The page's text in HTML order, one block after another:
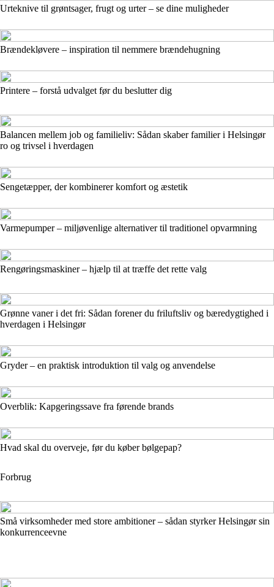
Urteknive til grøntsager, frugt og urter – se dine muligheder
Brændekløvere – inspiration til nemmere brændehugning
Printere – forstå udvalget før du beslutter dig
Balancen mellem job og familieliv: Sådan skaber familier i Helsingør
ro og trivsel i hverdagen
Sengetæpper, der kombinerer komfort og æstetik
Varmepumper – miljøvenlige alternativer til traditionel opvarmning
Rengøringsmaskiner – hjælp til at træffe det rette valg
Grønne vaner i det fri: Sådan forener du friluftsliv og bæredygtighed i
hverdagen i Helsingør
Gryder – en praktisk introduktion til valg og anvendelse
Overblik: Kapgeringssave fra førende brands
Hvad skal du overveje, før du køber bølgepap?
Forbrug
Små virksomheder med store ambitioner – sådan styrker Helsingør sin
konkurrenceevne